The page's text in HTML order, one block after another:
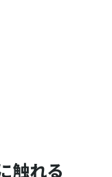
触れる